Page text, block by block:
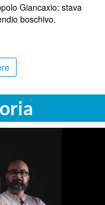
Giancaxio: stava
boschivo.